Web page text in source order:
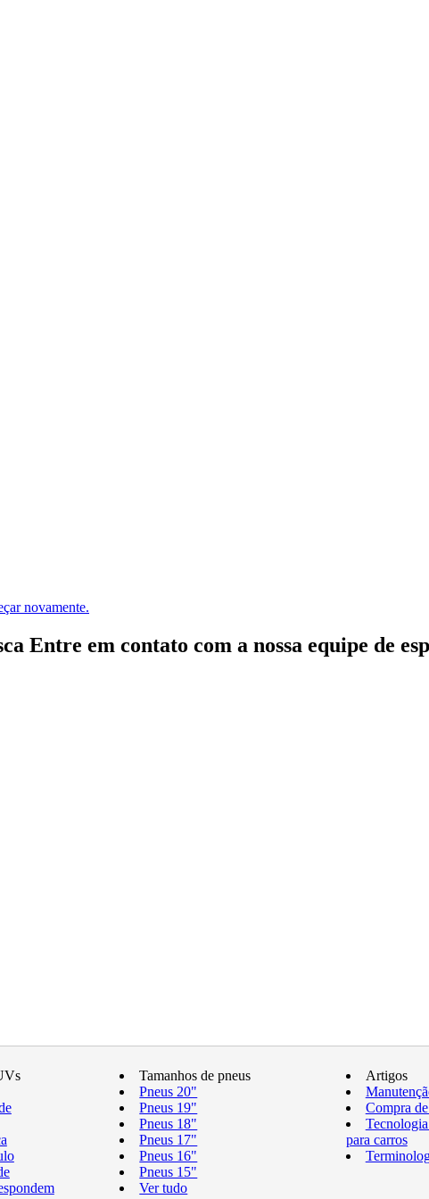
novamente.
Entre em contato com a nossa equipe de
Tamanhos de pneus
Pneus 20"
Pneus 19"
Pneus 18"
Pneus 17"
Pneus 16"
Pneus 15"
Ver tudo
Artigos
Compra
para carros